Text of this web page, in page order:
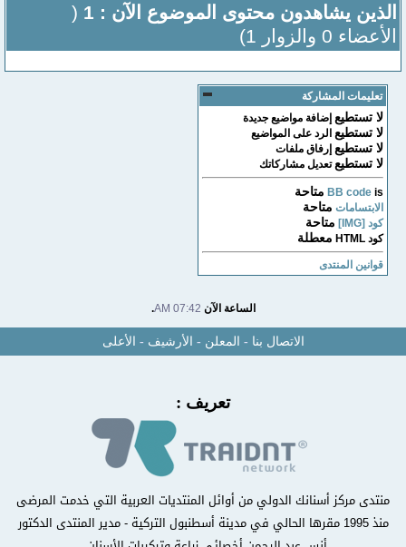
الذين يشاهدون محتوى الموضوع الآن : 1
(
الأعضاء 0 والزوار 1)
تعليمات المشاركة
لا تستطيعإضافة مواضيع جديدة
لا تستطيعالرد على المواضيع
لا تستطيعإرفاق ملفات
لا تستطيعتعديل مشاركاتك
BB codeis متاحة
الابتسامات متاحة
كود [IMG] متاحة
كود HTML معطلة
قوانين المنتدى
الساعة الآن07:42 AM
.
الاتصال بنا-المعلن-الأرشيف -الأعلى
تعريف :
منتدى مركز أسنانك الدولي من أوائل المنتديات العربية التي خدمت المرضى
منذ 1995 مقرها الحالي في مدينة أسطنبول التركية - مدير المنتدى الدكتور